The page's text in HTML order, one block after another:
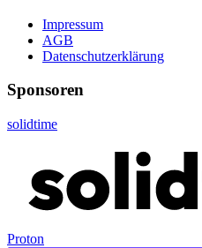
Impressum
AGB
Datenschutzerklärung
Sponsoren
solidtime
Proton